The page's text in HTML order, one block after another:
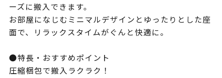
ーズに搬入できます。
お部屋になじむミニマルデザインとゆったりとした座
面で、リラックスタイムがぐんと快適に。
●特長・おすすめポイント
圧縮梱包で搬入ラクラク！